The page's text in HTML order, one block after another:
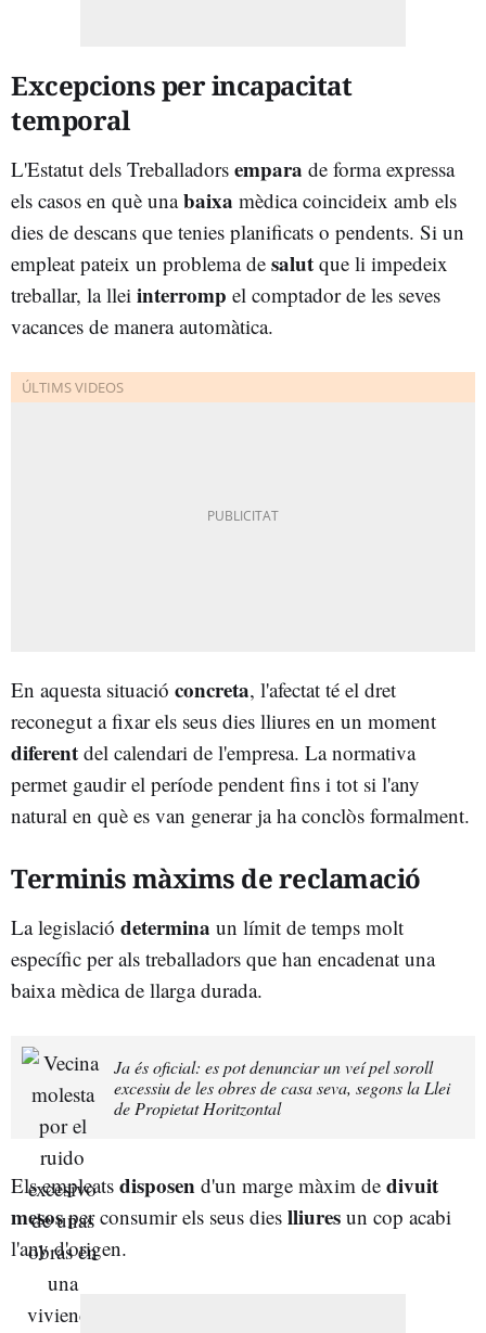
Excepcions per incapacitat
temporal
L'Estatut dels Treballadors empara de forma expressa
els casos en què unabaixa mèdica coincideix amb els
dies de descans que tenies planificats o pendents. Si un
empleat pateix un problema de salut que li impedeix
treballar, la llei interromp el comptador de les seves
vacances de manera automàtica.
En aquesta situació concreta, l'afectat té el dret
reconegut a fixar els seus dies lliures en un moment
diferent del calendari de l'empresa. La normativa
permet gaudir el període pendent fins i tot si l'any
natural en què es van generar ja ha conclòs formalment.
Terminis màxims de reclamació
La legislació determina un límit de temps molt
específic per als treballadors que han encadenat una
baixa mèdica de llarga durada.
Ja és oficial: es pot denunciar un veí pel soroll
excessiu de les obres de casa seva, segons la Llei
de Propietat Horitzontal
Els empleats disposen d'un marge màxim de divuit
mesosper consumir els seus dies lliures un cop acabi
l'any d'origen.